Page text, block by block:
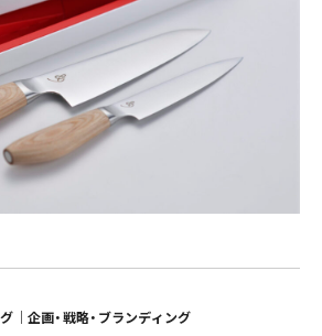
｜ 企画・戦略・ブランディング